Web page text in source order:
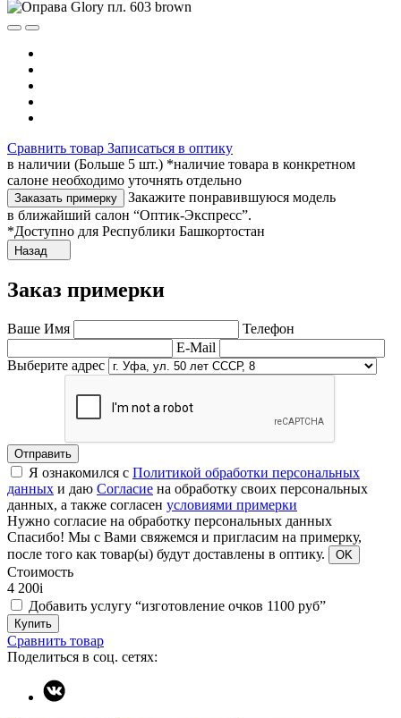
Сравнить товар Записаться в оптику
в наличии (Больше 5 шт.) *наличие товара в конкретном
салоне необходимо уточнять отдельно
Заказать примерку
Закажите понравившуюся модель
в ближайший салон “Оптик-Экспресс”.
*Доступно для Республики Башкортостан
Назад
Заказ примерки
Ваше Имя
Телефон
E-Mail
Выберите адрес
Отправить
Я ознакомился с Политикой обработки персональных
данных и даю Согласие на обработку своих персональных
данных, а также согласен условиями примерки
Нужно согласие на обработку персональных данных
Спасибо! Мы с Вами свяжемся и пригласим на примерку,
после того как товар(ы) будут доставлены в оптику.
OK
Стоимость
4 200i
Добавить услугу “изготовление очков 1100 руб”
Купить
Сравнить товар
Поделиться в соц. сетях: